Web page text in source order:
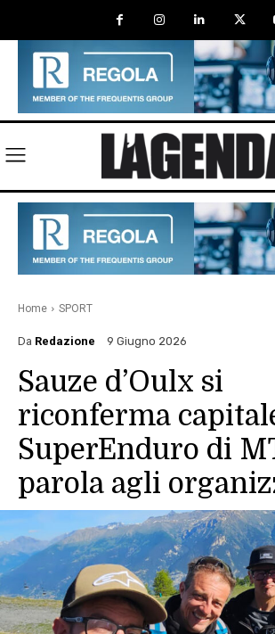
Home SPORT
Da Redazione 9 Giugno 2026
Sauze d’Oulx si
riconferma
SuperEnduro di
parola agli